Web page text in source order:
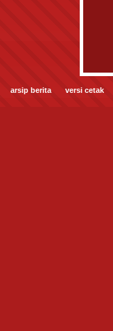
arsip berita versi cetak